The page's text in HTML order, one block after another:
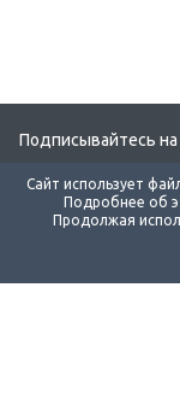
Подписывайтесь на
Компания
Сайт использует
Подробнее об
Продолжая